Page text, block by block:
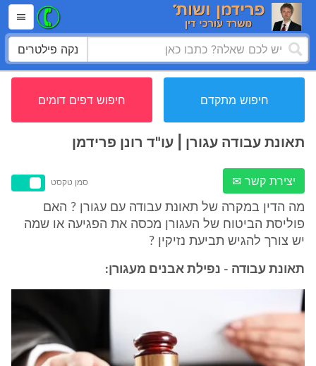
נקה פילטרים
חיפוש מתקדם חיפוש דפים דומים
תאונת עבודה עגורן | עו"ד רונן פרידמן
יצירת קשר ✉ סמן טקסט
מה הדין במקרה של תאונת עבודה עם עגורן ? האם
פוליסת הביטוח של העגורן מכסה את הפגיעה או שמה
יש צורך להגיש תביעת נזיקין ?
תאונת עבודה - נפילת אבנים מעגורן: